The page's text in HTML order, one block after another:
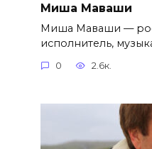
Миша Маваши
Миша Маваши —
исполнитель,
0 2.6к.